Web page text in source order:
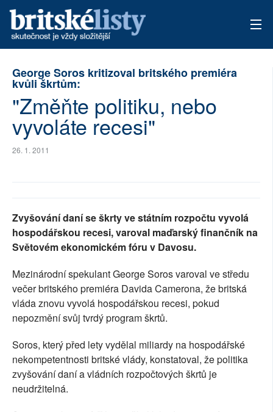
ARCHIV
AUTOŘI
George Soros kritizoval britského premiéra
kvůli škrtům:
"Změňte politiku, nebo
vyvoláte recesi"
26. 1. 2011
Zvyšování daní se škrty ve státním rozpočtu vyvolá
hospodářskou recesi, varoval maďarský finančník na
Světovém ekonomickém fóru v Davosu.
Mezinárodní spekulant George Soros varoval ve středu
večer britského premiéra Davida Camerona, že britská
vláda znovu vyvolá hospodářskou recesi, pokud
nepozmění svůj tvrdý program škrtů.
Soros, který před lety vydělal miliardy na hospodářské
nekompetentnosti britské vlády, konstatoval, že politika
zvyšování daní a vládních rozpočtových škrtů je
neudržitelná.